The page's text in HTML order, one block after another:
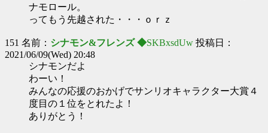
ナモロール。
ってもう先越された・・・ｏｒｚ
151 名前： シナモン&フレンズ ◆SKBxsdUw 投稿日：
2021/06/09(Wed) 20:48
シナモンだよ
わーい！
みんなの応援のおかげでサンリオキャラクター大賞４
度目の１位をとれたよ！
ありがとう！